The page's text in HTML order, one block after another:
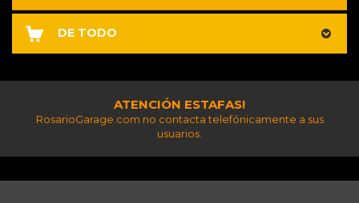
DE TODO
ATENCIÓN ESTAFAS!
RosarioGarage.com no contacta telefónicamente a sus
usuarios.